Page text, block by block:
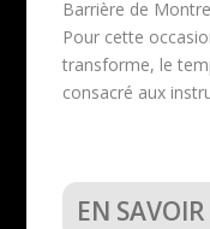
Barrière de
Pour cette
transforme, le
consacré aux
EN